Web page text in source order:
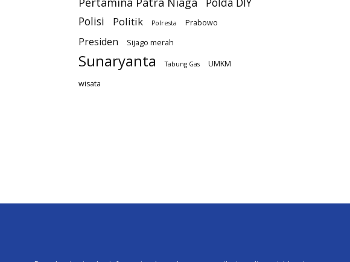
Polda DIY
Polisi
Politik Polresta Prabowo
Presiden Sijago merah
Sunaryanta Tabung Gas
UMKM
wisata